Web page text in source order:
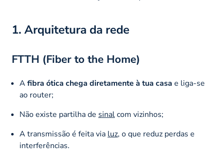
1. Arquitetura da rede
FTTH (Fiber to the Home)
Afibra ótica chega diretamente à tua casa e liga-se
ao router;
Não existe partilha de sinalcom vizinhos;
A transmissão é feita via luz, o que reduz perdas e
interferências.